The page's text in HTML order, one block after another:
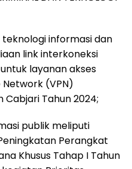
informasi dan
link interkoneksi
layanan akses
(VPN)
Cabjari Tahun 2024;
publik meliputi
Perangkat
Khusus Tahap I Tahun